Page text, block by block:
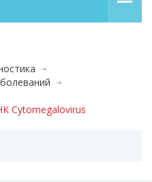
Cytomegalovirus